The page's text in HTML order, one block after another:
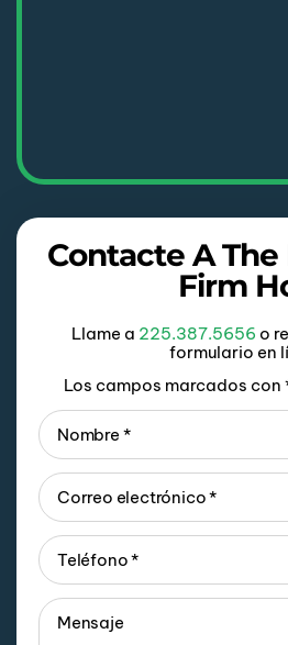
Contacte A
Firm
Llame a 225.387.5656 o
formulario en
Los campos marcados